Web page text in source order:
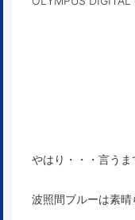
やはり・・・言うま
波照間ブルーは素